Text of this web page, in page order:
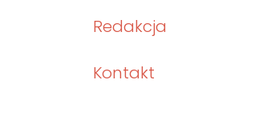
Redakcja
Kontakt